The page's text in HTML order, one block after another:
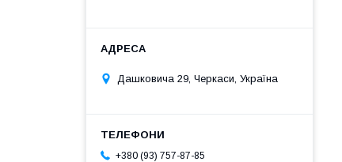
Дашковича 29, Черкаси, Україна
+380 (93) 757-87-85